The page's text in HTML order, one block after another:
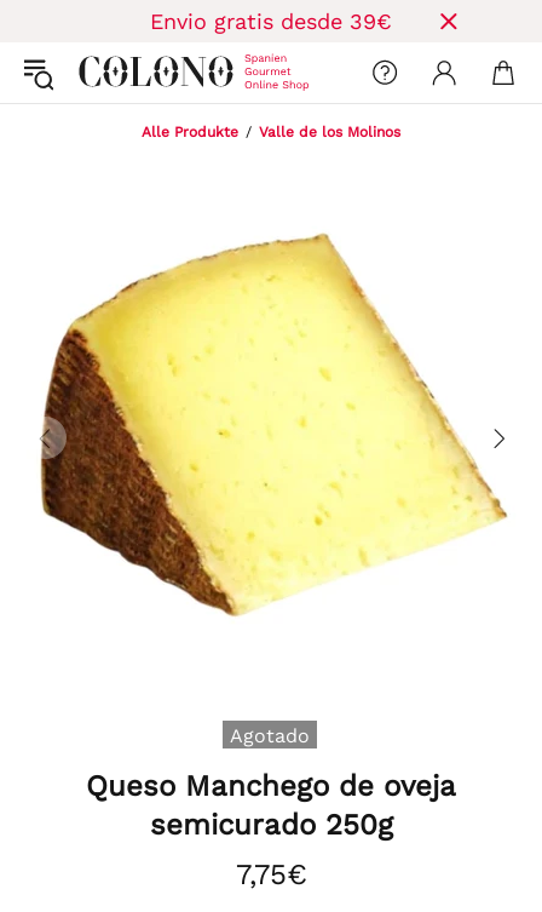
Envio gratis desde 39€
Alle Produkte Valle de los Molinos
Agotado
Queso Manchego de oveja
semicurado 250g
7,75€